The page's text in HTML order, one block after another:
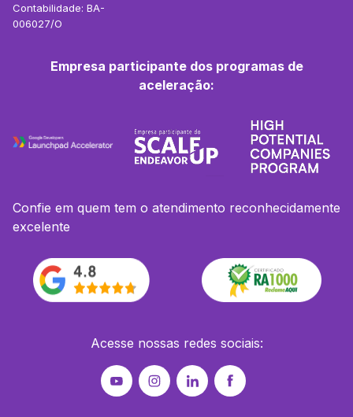
Contabilidade: BA-
006027/O
Empresa participante dos programas de
aceleração:
Confie em quem tem o atendimento reconhecidamente
excelente
Acesse nossas redes sociais: